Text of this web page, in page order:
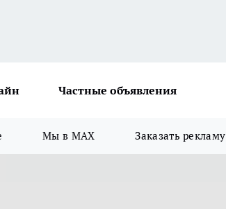
Частные объявления
Мы в MAX Заказать рекламу